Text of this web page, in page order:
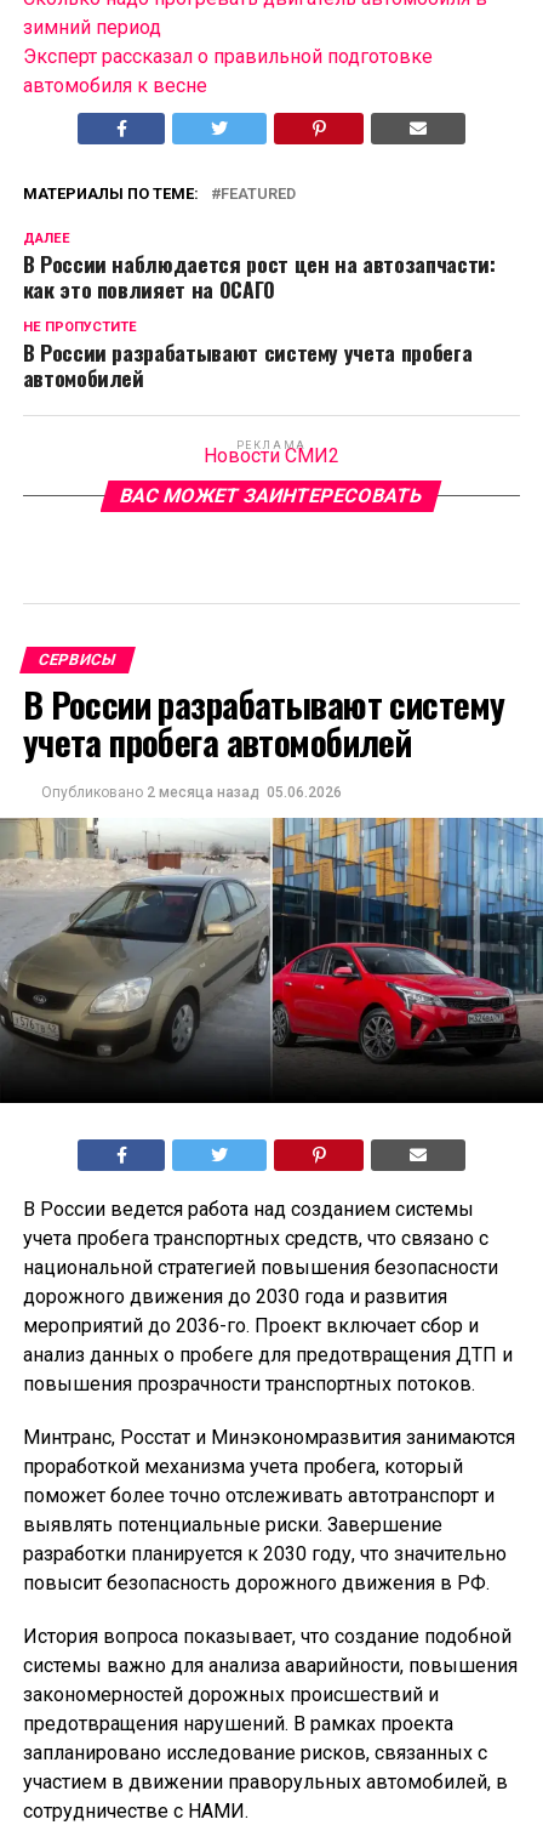
зимний период
Эксперт рассказал о правильной подготовке
автомобиля к весне
МАТЕРИАЛЫ ПО ТЕМЕ: FEATURED
ДАЛЕЕ
В России наблюдается рост цен на автозапчасти:
как это повлияет на ОСАГО
НЕ ПРОПУСТИТЕ
В России разрабатывают систему учета пробега
автомобилей
РЕКЛАМА
Новости СМИ2
ВАС МОЖЕТ ЗАИНТЕРЕСОВАТЬ
СЕРВИСЫ
В России разрабатывают систему
учета пробега автомобилей
Опубликовано 2 месяца назад 05.06.2026
В России ведется работа над созданием системы
учета пробега транспортных средств, что связано с
национальной стратегией повышения безопасности
дорожного движения до 2030 года и развития
мероприятий до 2036-го. Проект включает сбор и
анализ данных о пробеге для предотвращения ДТП и
повышения прозрачности транспортных потоков.
Минтранс, Росстат и Минэкономразвития занимаются
проработкой механизма учета пробега, который
поможет более точно отслеживать автотранспорт и
выявлять потенциальные риски. Завершение
разработки планируется к 2030 году, что значительно
повысит безопасность дорожного движения в РФ.
История вопроса показывает, что создание подобной
системы важно для анализа аварийности, повышения
закономерностей дорожных происшествий и
предотвращения нарушений. В рамках проекта
запланировано исследование рисков, связанных с
участием в движении праворульных автомобилей, в
сотрудничестве с НАМИ.